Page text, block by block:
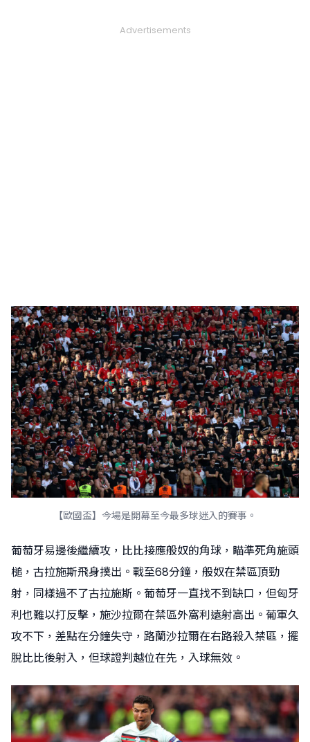
Advertisements
【歐國盃】今場是開幕至今最多球迷入的賽事。
葡萄牙易邊後繼續攻，比比接應般奴的角球，瞄準死角施頭
槌，古拉施斯飛身撲出。戰至68分鐘，般奴在禁區頂勁
射，同樣過不了古拉施斯。葡萄牙一直找不到缺口，但匈牙
利也難以打反擊，施沙拉爾在禁區外窩利遠射高出。葡軍久
攻不下，差點在分鐘失守，路蘭沙拉爾在右路殺入禁區，擺
脫比比後射入，但球證判越位在先，入球無效。